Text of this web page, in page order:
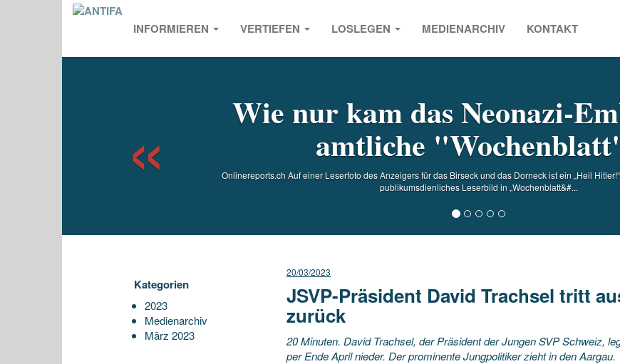
INFORMIEREN VERTIEFEN LOSLEGEN MEDIENARCHIV KONTAKT
Wie nur kam das Neonazi-
amtliche
Onlinereports.ch Auf einer Leserfoto des Anzeigers für das Birseck und das Dorneck ist ein „Heil
publikumsdienliches Leserbild in „Wochenblatt&#...
Previous
Kategorien
2023
Medienarchiv
März 2023
20/03/2023
JSVP-Präsident David Trachsel tritt
zurück
20 Minuten. David Trachsel, der Präsident der Jungen SVP Schweiz,
per Ende April nieder. Der prominente Jungpolitiker zieht in den Aargau.